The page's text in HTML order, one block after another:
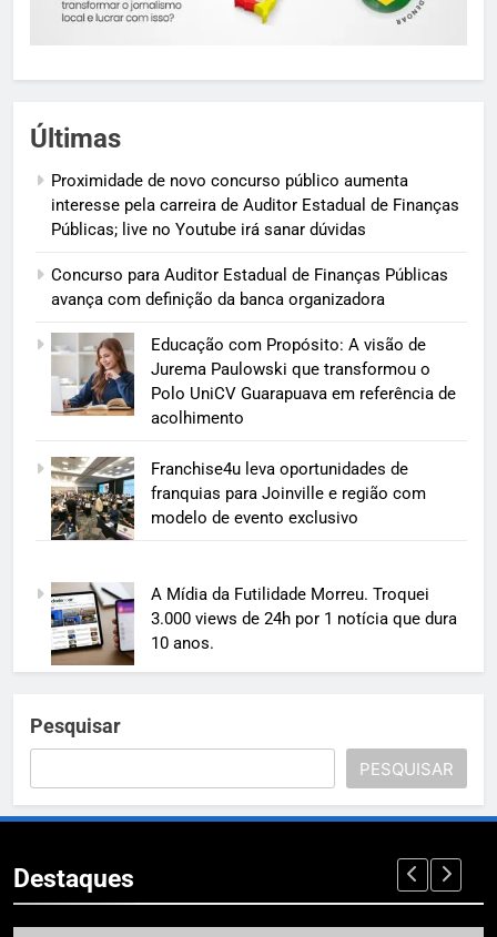
Últimas
Proximidade de novo concurso público aumenta
interesse pela carreira de Auditor Estadual de Finanças
Públicas; live no Youtube irá sanar dúvidas
Concurso para Auditor Estadual de Finanças Públicas
avança com definição da banca organizadora
Educação com Propósito: A visão de
Jurema Paulowski que transformou o
Polo UniCV Guarapuava em referência de
acolhimento
Franchise4u leva oportunidades de
franquias para Joinville e região com
modelo de evento exclusivo
A Mídia da Futilidade Morreu. Troquei
3.000 views de 24h por 1 notícia que dura
10 anos.
Pesquisar
PESQUISAR
Destaques